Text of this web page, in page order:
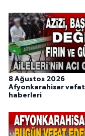
8 Ağustos 2026
Afyonkarahisar vefat
haberleri